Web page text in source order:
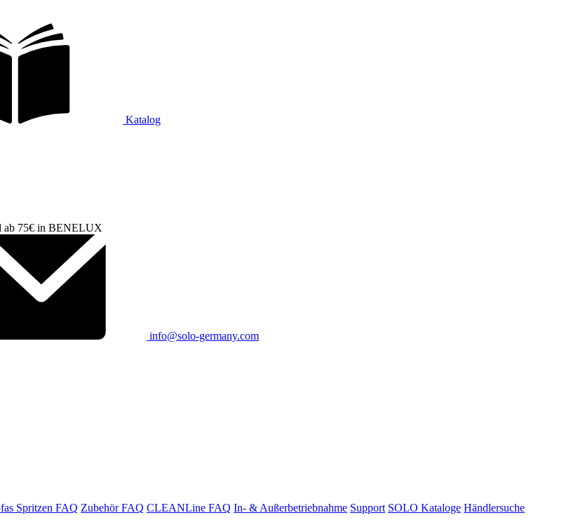
Katalog
ab 75€ in BENELUX
info@solo-germany.com
Spritzen FAQ Zubehör FAQ CLEANLine FAQ In- & Außerbetriebnahme Support SOLO Kataloge Händlersuche